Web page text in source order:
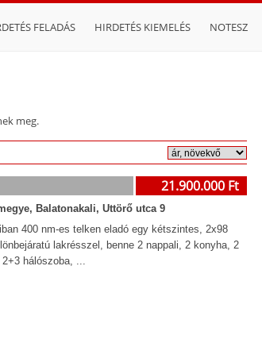
FELADÁS HIRDETÉS KIEMELÉS NOTESZ
meg.
21.900.000 Ft
Balatonakali, Uttörő utca 9
400 nm-es telken eladó egy kétszintes, 2x98
lakrésszel, benne 2 nappali, 2 konyha, 2
hálószoba, ...